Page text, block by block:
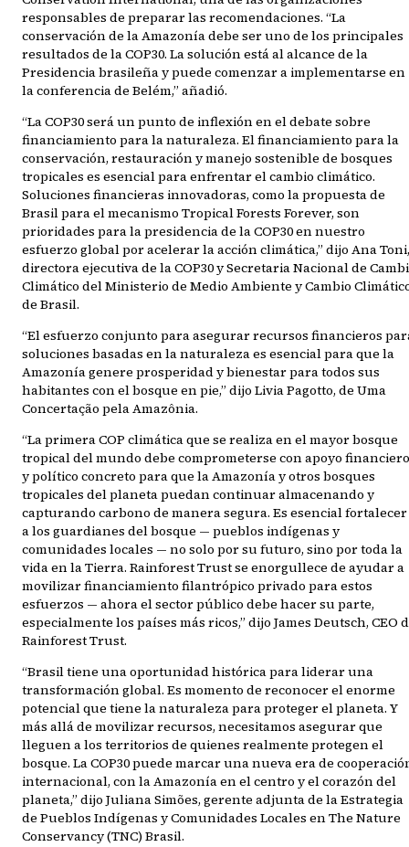
responsables de preparar las recomendaciones. “La
conservación de la Amazonía debe ser uno de los principales
resultados de la COP30. La solución está al alcance de la
Presidencia brasileña y puede comenzar a implementarse en
la conferencia de Belém,” añadió.
“La COP30 será un punto de inflexión en el debate sobre
financiamiento para la naturaleza. El financiamiento para la
conservación, restauración y manejo sostenible de bosques
tropicales es esencial para enfrentar el cambio climático.
Soluciones financieras innovadoras, como la propuesta de
Brasil para el mecanismo Tropical Forests Forever, son
prioridades para la presidencia de la COP30 en nuestro
esfuerzo global por acelerar la acción climática,” dijo Ana Toni,
directora ejecutiva de la COP30 y Secretaria Nacional de
Climático del Ministerio de Medio Ambiente y Cambio
de Brasil.
“El esfuerzo conjunto para asegurar recursos financieros
soluciones basadas en la naturaleza es esencial para que la
Amazonía genere prosperidad y bienestar para todos sus
habitantes con el bosque en pie,” dijo Livia Pagotto, de Uma
Concertação pela Amazônia.
“La primera COP climática que se realiza en el mayor bosque
tropical del mundo debe comprometerse con apoyo financiero
y político concreto para que la Amazonía y otros bosques
tropicales del planeta puedan continuar almacenando y
capturando carbono de manera segura. Es esencial fortalecer
a los guardianes del bosque — pueblos indígenas y
comunidades locales — no solo por su futuro, sino por toda la
vida en la Tierra. Rainforest Trust se enorgullece de ayudar a
movilizar financiamiento filantrópico privado para estos
esfuerzos — ahora el sector público debe hacer su parte,
especialmente los países más ricos,” dijo James Deutsch, CEO
Rainforest Trust.
“Brasil tiene una oportunidad histórica para liderar una
transformación global. Es momento de reconocer el enorme
potencial que tiene la naturaleza para proteger el planeta. Y
más allá de movilizar recursos, necesitamos asegurar que
lleguen a los territorios de quienes realmente protegen el
bosque. La COP30 puede marcar una nueva era de
internacional, con la Amazonía en el centro y el corazón del
planeta,” dijo Juliana Simões, gerente adjunta de la Estrategia
de Pueblos Indígenas y Comunidades Locales en The Nature
Conservancy (TNC) Brasil.